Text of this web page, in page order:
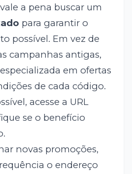
a pena buscar um
para garantir o
possível. Em vez de
campanhas antigas,
em ofertas
de cada código.
acesse a URL
se o benefício
novas promoções,
o endereço